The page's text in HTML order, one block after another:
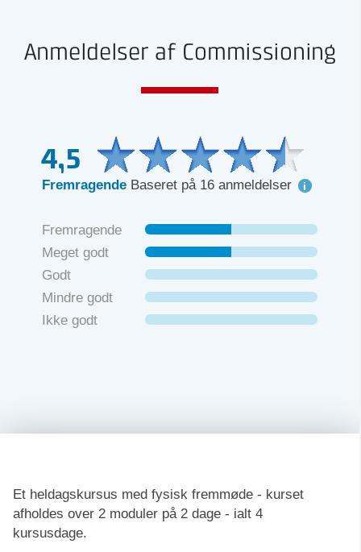
Anmeldelser af Commissioning
4,5
Fremragende Baseret på 16 anmeldelser
Fremragende
Meget godt
Godt
Mindre godt
Ikke godt
Et heldagskursus med fysisk fremmøde - kurset
afholdes over 2 moduler på 2 dage - ialt 4
kursusdage.